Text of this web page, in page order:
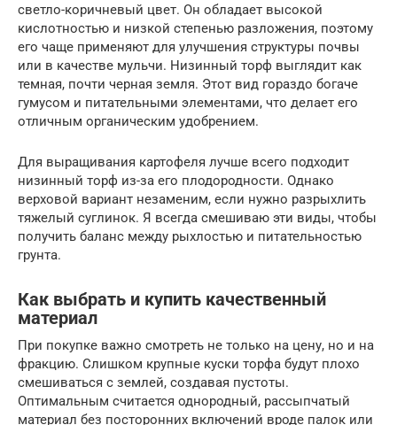
светло-коричневый цвет. Он обладает высокой
кислотностью и низкой степенью разложения, поэтому
его чаще применяют для улучшения структуры почвы
или в качестве мульчи. Низинный торф выглядит как
темная, почти черная земля. Этот вид гораздо богаче
гумусом и питательными элементами, что делает его
отличным органическим удобрением.
Для выращивания картофеля лучше всего подходит
низинный торф из-за его плодородности. Однако
верховой вариант незаменим, если нужно разрыхлить
тяжелый суглинок. Я всегда смешиваю эти виды, чтобы
получить баланс между рыхлостью и питательностью
грунта.
Как выбрать и купить качественный
материал
При покупке важно смотреть не только на цену, но и на
фракцию. Слишком крупные куски торфа будут плохо
смешиваться с землей, создавая пустоты.
Оптимальным считается однородный, рассыпчатый
материал без посторонних включений вроде палок или